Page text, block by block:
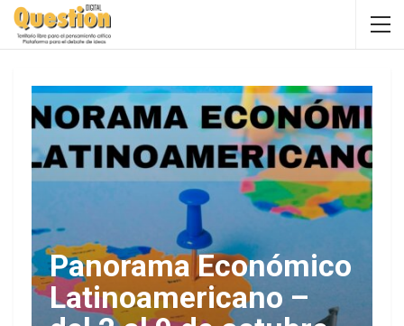
Panorama Económico
Latinoamericano –